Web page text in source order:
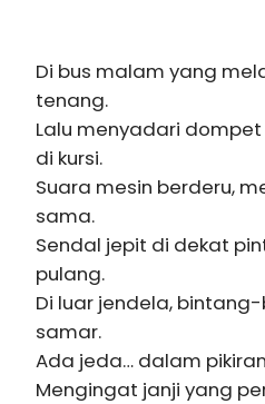
Di bus malam yang
tenang.
Lalu menyadari
di kursi.
Suara mesin berderu,
sama.
Sendal jepit di dekat
pulang.
Di luar jendela,
samar.
Ada jeda… dalam
Mengingat janji yang